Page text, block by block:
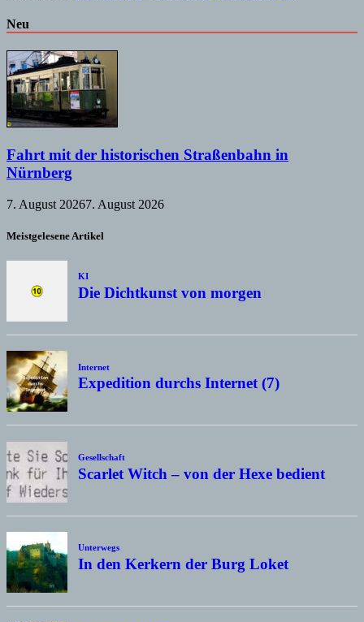
Neu
Fahrt mit der historischen Straßenbahn in
Nürnberg
7. August 20267. August 2026
Meistgelesene Artikel
KI
Die Dichtkunst von morgen
Internet
Expedition durchs Internet (7)
Gesellschaft
Scarlet Witch – von der Hexe bedient
Unterwegs
In den Kerkern der Burg Loket